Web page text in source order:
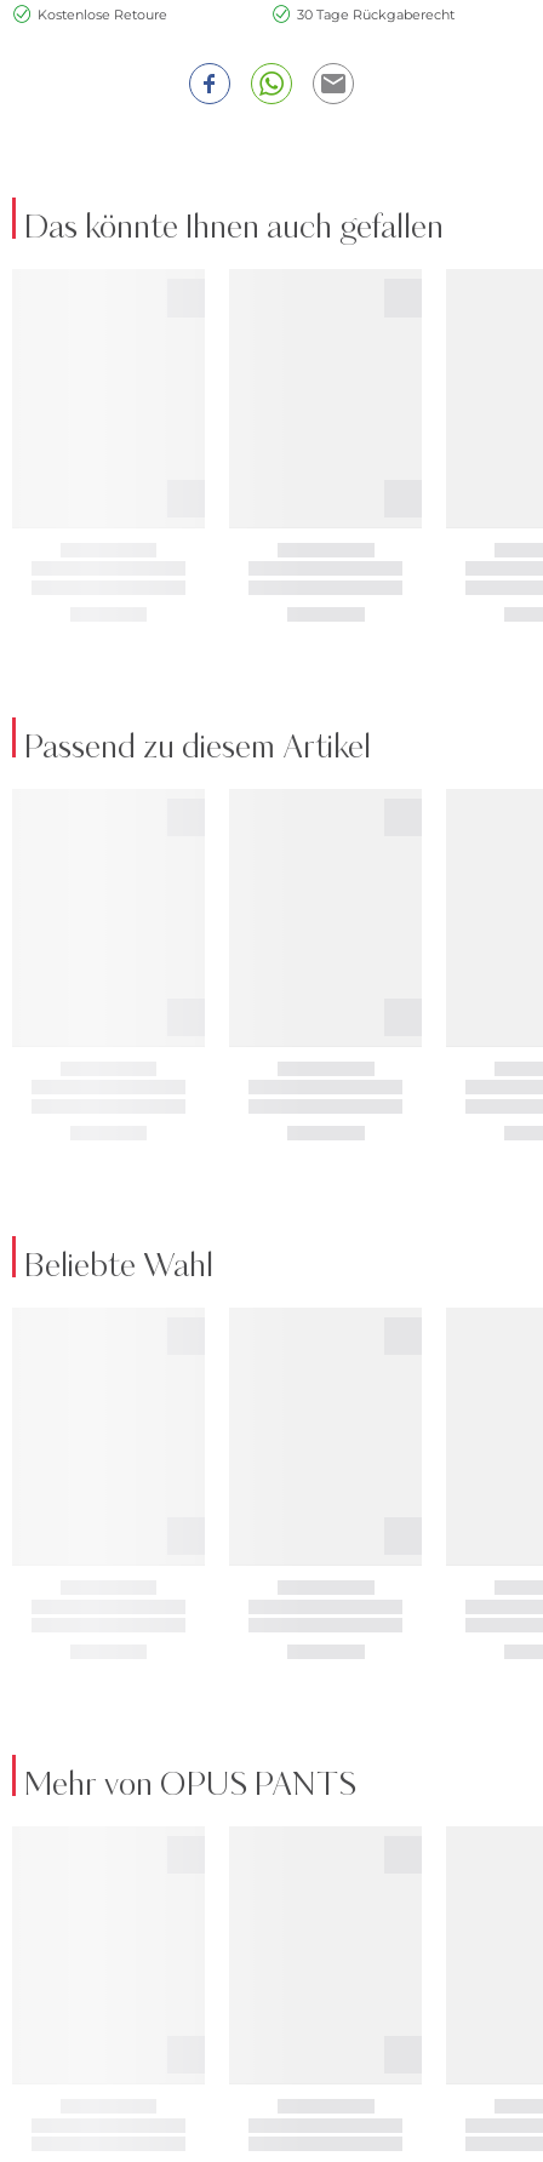
Kostenlose Retoure
30 Tage Rückgaberecht
Das könnte Ihnen auch gefallen
Passend zu diesem Artikel
Beliebte Wahl
Mehr von OPUS PANTS